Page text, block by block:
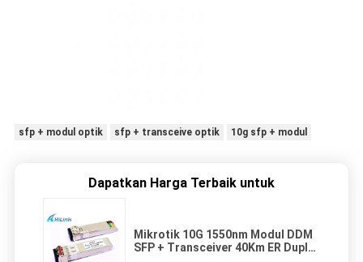
sfp + modul optik sfp + transceive optik 10g sfp + modul
Dapatkan Harga Terbaik untuk
Mikrotik 10G 1550nm Modul DDM
SFP + Transceiver 40Km ER Duplex